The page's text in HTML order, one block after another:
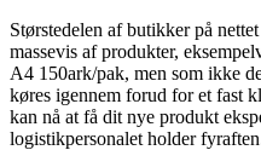
Størstedelen af butikker på
massevis af produkter,
A4 150ark/pak, men som ikke
køres igennem forud for et fast
kan nå at få dit nye produkt
logistikpersonalet holder